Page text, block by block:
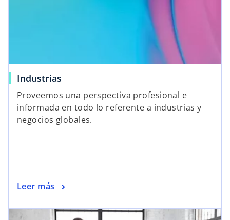
Industrias
Proveemos una perspectiva profesional e
informada en todo lo referente a industrias y
negocios globales.
Leer más